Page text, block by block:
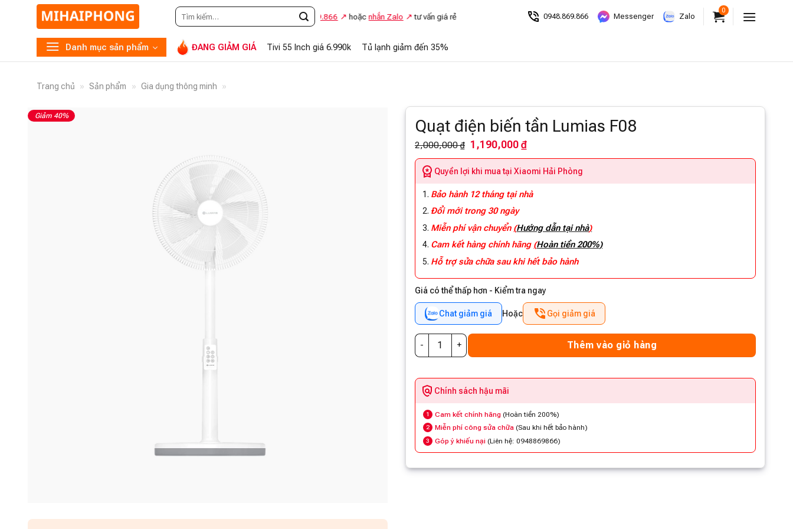
Tìm
kiếm:
0948.869.866 hoặcnhắn Zalo tư vấn giá rẻ 0948.869.866 Messenger Zalo
0
Danh mục sản phẩm ĐANG GIẢM GIÁ Tivi 55 Inch giá 6.990k Tủ lạnh giảm đến 35%
Trang chủ » Sản phẩm » Gia dụng thông minh »
Giảm 40%
Quạt điện biến tần Lumias F08
2,000,000 ₫ 1,190,000 ₫
Quyền lợi khi mua tại Xiaomi Hải Phòng
Bảo hành 12 tháng tại nhà
Đổi mới trong 30 ngày
Miễn phí vận chuyển (Hướng dẫn tại nhà)
Cam kết hàng chính hãng (Hoàn tiền 200%)
Hỗ trợ sửa chữa sau khi hết bảo hành
Giá có thể thấp hơn - Kiểm tra ngay
Chat giảm giá Hoặc Gọi giảm giá
Thêm vào giỏ hàng
Chính sách hậu mãi
1 Cam kết chính hãng (Hoàn tiền 200%)
2 Miễn phí công sửa chữa (Sau khi hết bảo hành)
3 Góp ý khiếu nại (Liên hệ: 0948869866)